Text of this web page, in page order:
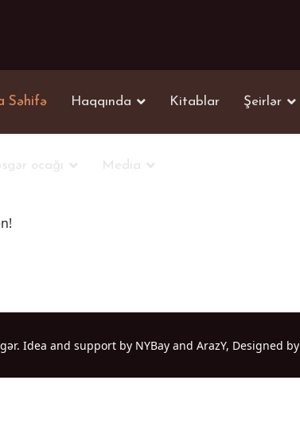
Səhifə Haqqında Kitablar Şeirlər
ocağı Media
Idea and support by NYBay and ArazY, Designed by